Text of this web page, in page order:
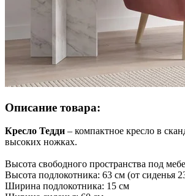
Описание товара:
Кресло Тедди – компактное кресло в
высоких ножках.
Высота свободного пространства под
Высота подлокотника: 63 см (от сиденья
Ширина подлокотника: 15 см